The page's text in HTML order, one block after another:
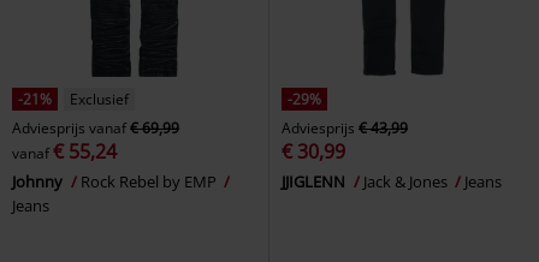
-21%
Exclusief
Adviesprijs vanaf€ 69,99
vanaf€ 55,24
Johnny
Rock Rebel by EMP
Jeans
-29%
Adviesprijs € 43,99
€ 30,99
JJIGLENN Jack & Jones Jeans